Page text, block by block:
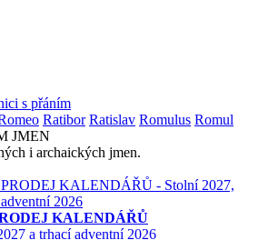
s přáním
Ratibor Ratislav Romulus Romul
JMEN
i archaických jmen.
KALENDÁŘŮ
a trhací adventní 2026